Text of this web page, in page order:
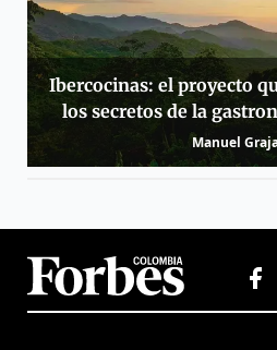
Ibercocinas: el proyecto
los secretos de la
Manuel